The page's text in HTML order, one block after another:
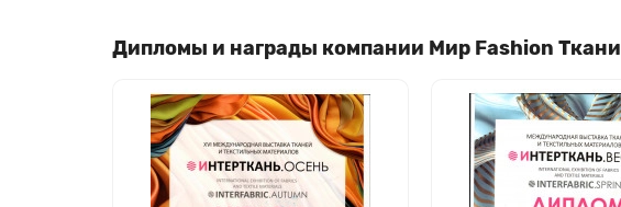
Дипломы и награды компании Мир Fashion Ткани